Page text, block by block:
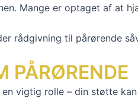
Mange er optaget af at
rådgivning til pårørende
PÅRØRENDE
en vigtig rolle – din støtte